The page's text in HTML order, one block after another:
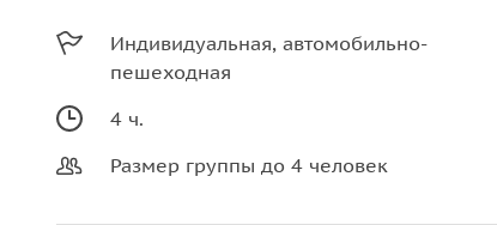
Индивидуальная, автомобильно-
пешеходная
4 ч.
Размер группы до 4 человек